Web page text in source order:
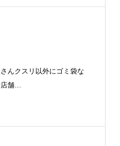
んクスリ以外にゴミ袋な
舗…